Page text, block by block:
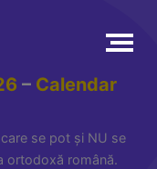
– Calendar
se pot și NU se
ortodoxă română.